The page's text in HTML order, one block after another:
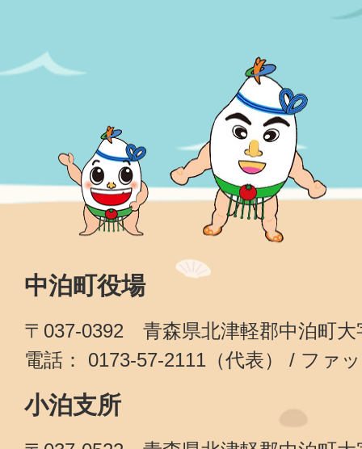
中泊町役場
〒037-0392 青森県北津軽郡中泊町大
電話： 0173-57-2111（代表） / ファ
小泊支所